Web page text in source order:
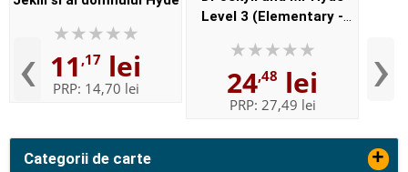
Categorii de carte +
‹ 11 ,17 lei
PRP: 14,70 lei
Level 3 (Elementary -
24,48 lei
PRP: 27,49 lei ›